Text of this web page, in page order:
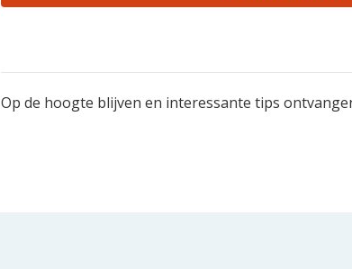
Op de hoogte blijven en interessante tips